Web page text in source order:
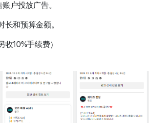
户投放广告。
长和预算金额。
收10%手续费）